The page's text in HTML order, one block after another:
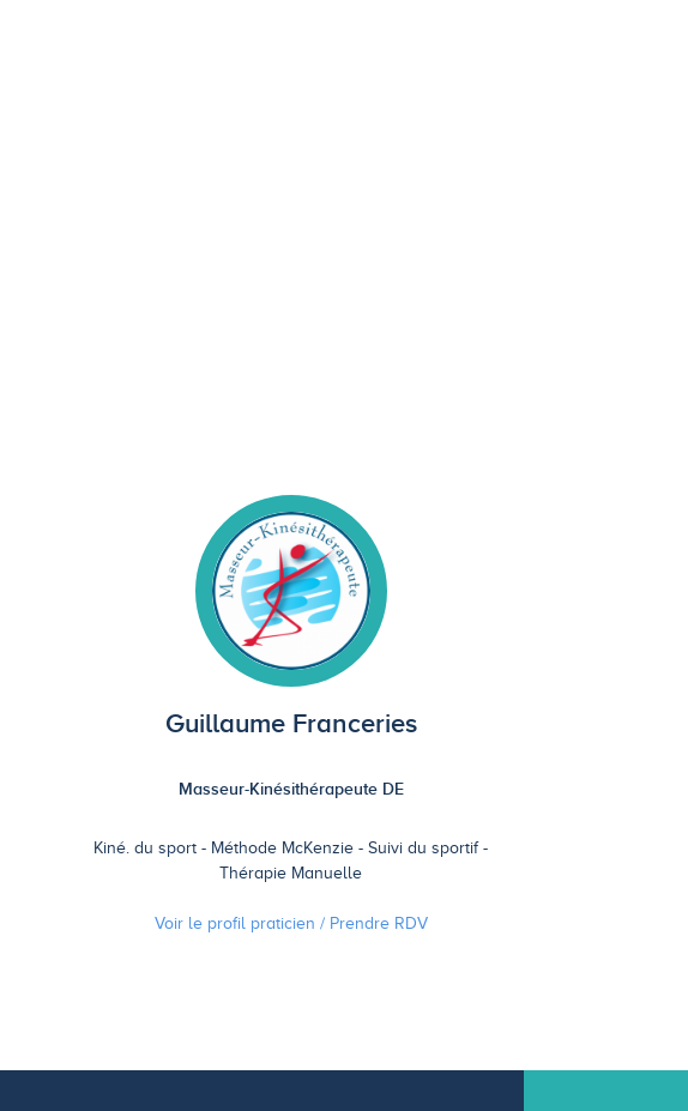
Guillaume Franceries
Masseur-Kinésithérapeute DE
Kiné. du sport Méthode McKenzie
Suivi du sportif
Thérapie Manuelle
Voir le profil praticien / Prendre RDV